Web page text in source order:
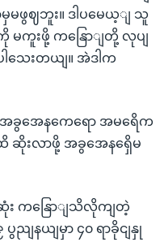
ဖွဈဘူး။ ဒါပမေယ့ျ သူ
ကူးဖို့ ကနြောျတို့ လုပျ
သေးတယျ။ အဲဒါက
မှု အခွအေနကေရော အမရေိက
ထိ ဆိုးလာဖို့ အခွအေနရှေိမ
ဆုံး ကနြောျသိလိုကျတဲ့
ပွညျနယျမှာ ၄၀ ရာခိုငျနှု